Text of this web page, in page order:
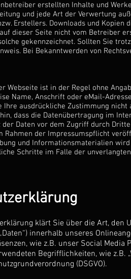
erstellten Inhalte und
und jede Art der Verwertung
Erstellers. Downloads und
dieser Seite nicht vom Betreiber
gekennzeichnet. Sollten Sie
Bei Bekanntwerden von
Webseite ist in der Regel ohne
Name, Anschrift oder eMail-
Ihre ausdrückliche Zustimmung
dass die Datenübertragung im
der Daten vor dem Zugriff durch
Rahmen der Impressumspflicht
und Informationsmaterialien
Schritte im Falle der
klärt Sie über die Art, den
innerhalb unseres
wie z.B. unser Social Media
Begrifflichkeiten, wie z.B.
(DSGVO).